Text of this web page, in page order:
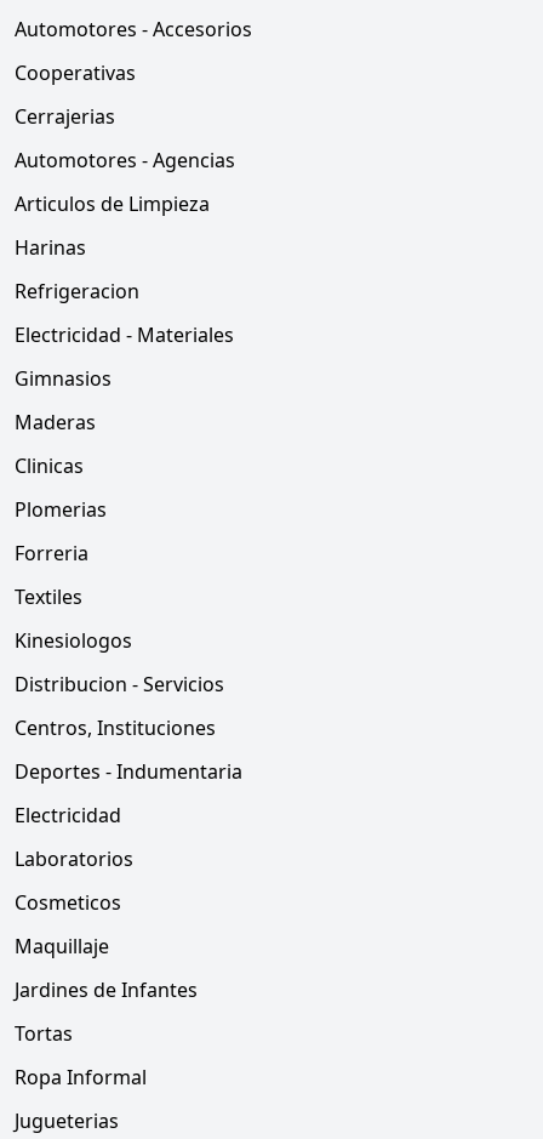
Automotores - Accesorios
Cooperativas
Cerrajerias
Automotores - Agencias
Articulos de Limpieza
Harinas
Refrigeracion
Electricidad - Materiales
Gimnasios
Maderas
Clinicas
Plomerias
Forreria
Textiles
Kinesiologos
Distribucion - Servicios
Centros, Instituciones
Deportes - Indumentaria
Electricidad
Laboratorios
Cosmeticos
Maquillaje
Jardines de Infantes
Tortas
Ropa Informal
Jugueterias